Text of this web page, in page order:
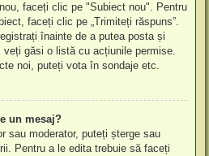
faceți clic pe "Subiect nou". Pentru
faceți clic pe „Trimiteți răspuns”.
înainte de a putea posta și
veți găsi o listă cu acțiunile permise.
noi, puteți vota în sondaje etc.
un mesaj?
sau moderator, puteți șterge sau
Pentru a le edita trebuie să faceți